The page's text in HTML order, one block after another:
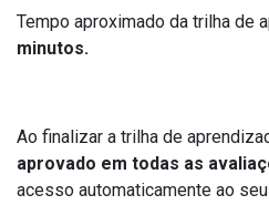
Tempo aproximado da trilha de
minutos.
Ao finalizar a trilha de
aprovado em todas as
acesso automaticamente ao